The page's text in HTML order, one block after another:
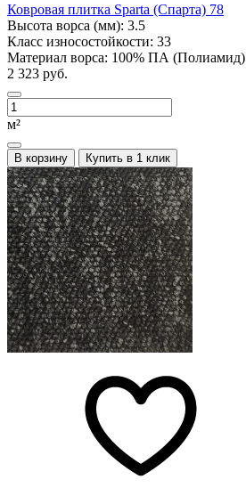
Ковровая плитка Sparta (Спарта) 78
Высота ворса (мм): 3.5
Класс износостойкости: 33
Материал ворса: 100% ПА (Полиамид)
2 323 руб.
м²
В корзину Купить в 1 клик